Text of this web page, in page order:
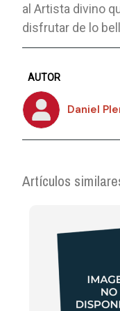
al Artista divino
disfrutar de lo
AUTOR
Daniel
Artículos